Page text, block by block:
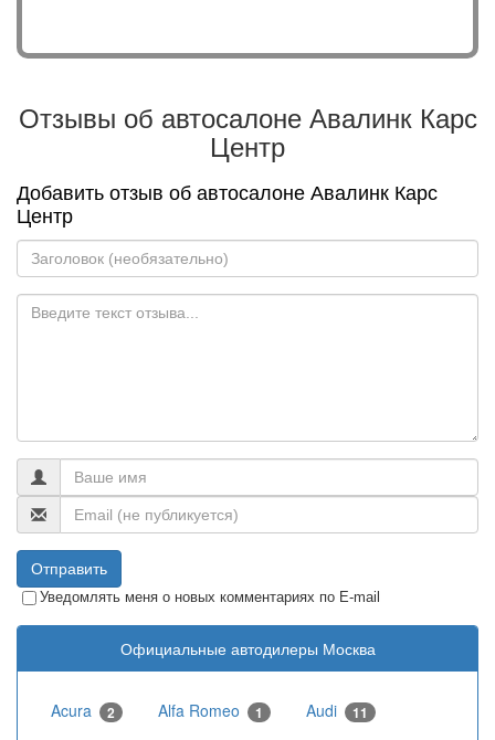
Отзывы об автосалоне Авалинк Карс
Центр
Добавить отзыв об автосалоне Авалинк Карс
Центр
Отправить
Уведомлять меня о новых комментариях по E-mail
Официальные автодилеры Москва
Acura 2 Alfa Romeo 1 Audi 11